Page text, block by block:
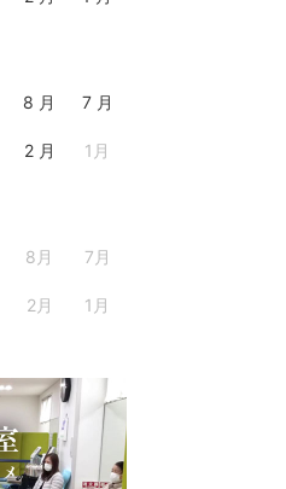
8 月 7 月
2 月 1月
8月 7月
2月 1月